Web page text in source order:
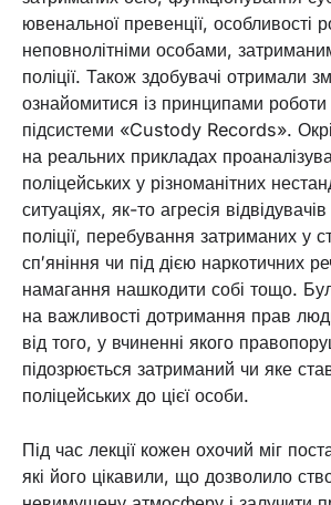
ювенальної превенції, особливості
неповнолітніми особами,
поліції. Також здобувачі отримали
ознайомитися із принципами роботи
підсистеми «Custody Records».
на реальних прикладах
поліцейських у різноманітних
ситуаціях, як-то агресія
поліції, перебування затриманих у
сп′яніння чи під дією наркотичних
намагання нашкодити собі тощо.
на важливості дотримання прав
від того, у вчиненні якого
підозрюється затриманий чи яке
поліцейських до цієї особи.
Під час лекції кожен охочий міг
які його цікавили, що дозволило